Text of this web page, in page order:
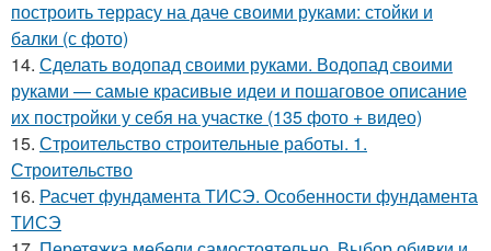
построить террасу на даче своими руками: стойки и
балки (с фото)
14. Сделать водопад своими руками. Водопад своими
руками — самые красивые идеи и пошаговое описание
их постройки у себя на участке (135 фото + видео)
15. Строительство строительные работы. 1.
Строительство
16. Расчет фундамента ТИСЭ. Особенности фундамента
ТИСЭ